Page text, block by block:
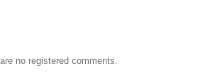
no registered comments.